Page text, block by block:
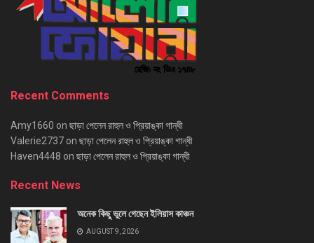
Recent Comments
Amy1660 on ছাড়া পেলেন রাহুল ও প্রিয়াঙ্কা গান্ধী
Valerie2737 on ছাড়া পেলেন রাহুল ও প্রিয়াঙ্কা গান্ধী
Haven4448 on ছাড়া পেলেন রাহুল ও প্রিয়াঙ্কা গান্ধী
Recent News
অনেক কিছু ভুলে গেছেন ইলিয়াস কাঞ্চন
AUGUST 9, 2026